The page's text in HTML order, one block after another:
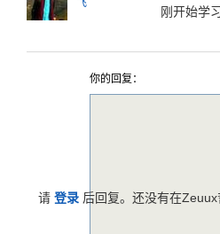
飞
刚开始学
你的回复：
请 登录 后回复。还没有在